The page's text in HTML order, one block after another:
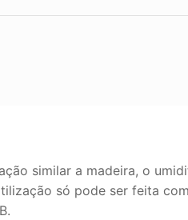
similar a madeira, o
só pode ser feita